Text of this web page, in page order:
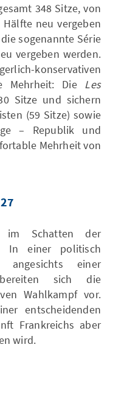
348 Sitze, von
neu vergeben
sogenannte Série
vergeben werden.
konservativen
Mehrheit: Die Les
Sitze und sichern
(59 Sitze) sowie
– Republik und
Mehrheit von
im Schatten der
In einer politisch
angesichts einer
bereiten sich die
Wahlkampf vor.
entscheidenden
Frankreichs aber
wird.